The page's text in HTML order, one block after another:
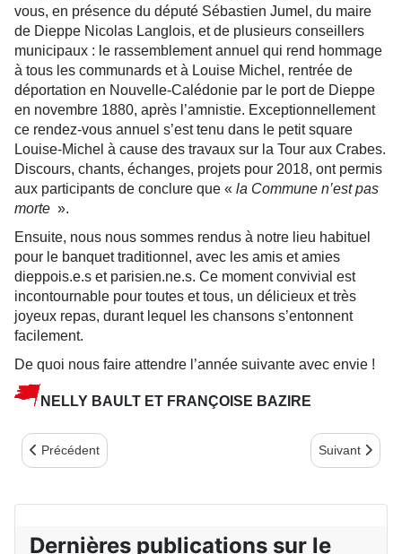
vous, en présence du député Sébastien Jumel, du maire
de Dieppe Nicolas Langlois, et de plusieurs conseillers
municipaux : le rassemblement annuel qui rend hommage
à tous les communards et à Louise Michel, rentrée de
déportation en Nouvelle-Calédonie par le port de Dieppe
en novembre 1880, après l’amnistie. Exceptionnellement
ce rendez-vous annuel s’est tenu dans le petit square
Louise-Michel à cause des travaux sur la Tour aux Crabes.
Discours, chants, échanges, projets pour 2018, ont permis
aux participants de conclure que « la Commune n’est pas
morte ».
Ensuite, nous nous sommes rendus à notre lieu habituel
pour le banquet traditionnel, avec les amis et amies
dieppois.e.s et parisien.ne.s. Ce moment convivial est
incontournable pour toutes et tous, un délicieux et très
joyeux repas, durant lequel les chansons s’entonnent
facilement.
De quoi nous faire attendre l’année suivante avec envie !
NELLY BAULT ET FRANÇOISE BAZIRE
Article précédent : DES NOUVELLES DU BERRY (bulletin N°73)
Précédent Article suivant
Suivant
Dernières publications sur le